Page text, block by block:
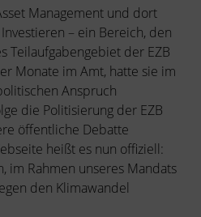
Management und dort
– ein Bereich, den
Teilaufgabengebiet der EZB
Monate im Amt, hatte sie im
Anspruch
die Politisierung der EZB
öffentliche Debatte
heißt es nun offiziell:
im Rahmen unseres Mandats
den Klimawandel